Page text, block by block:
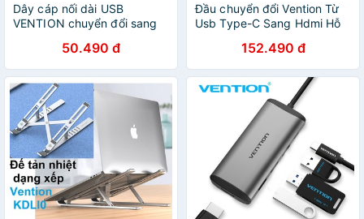
Dây cáp nối dài USB
VENTION chuyển đổi sang
50.490 đ
Đầu chuyển đổi Vention Từ
Usb Type-C Sang Hdmi Hỗ
Macbook Samsung
Notebook
152.490 đ